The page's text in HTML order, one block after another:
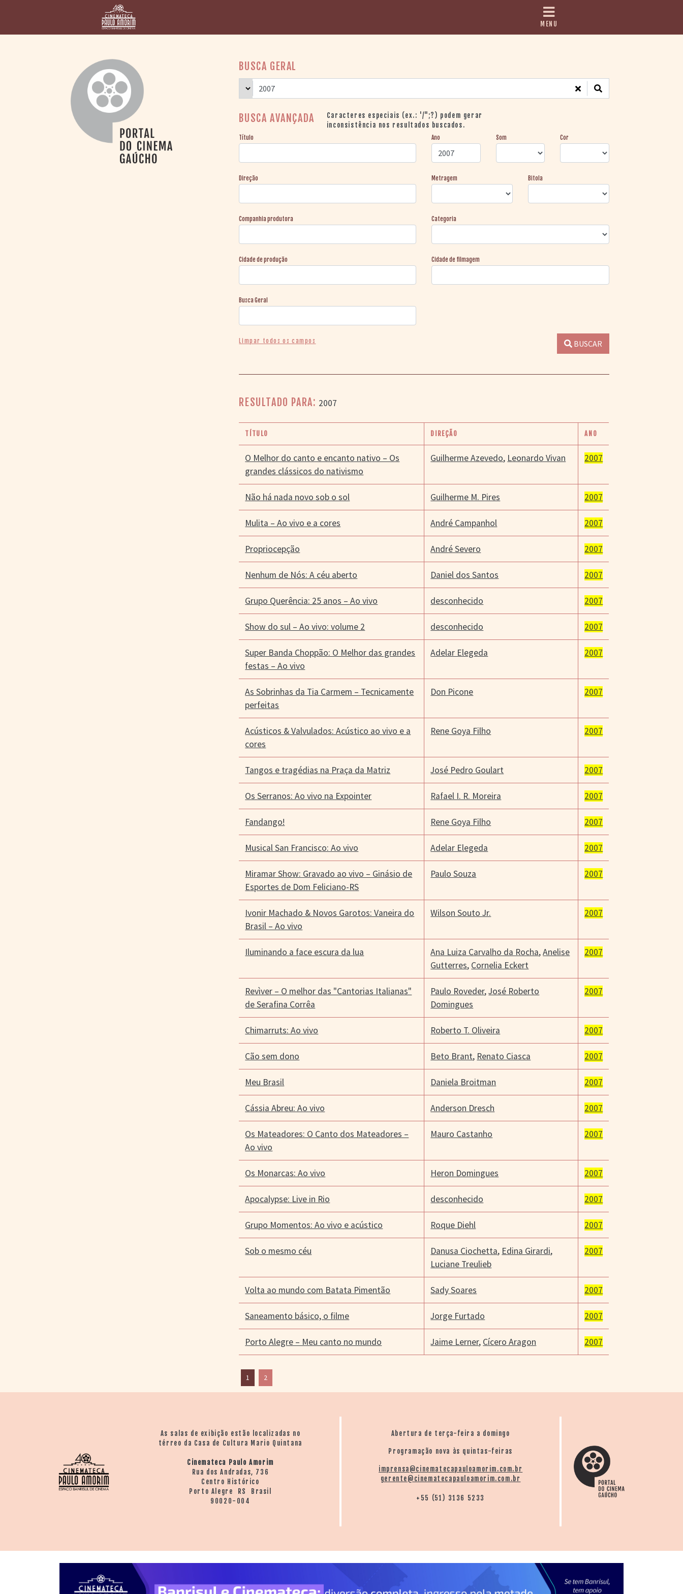
PAULO AMORIM
> HISTÓRIA
> HOMENAGEADOS
> ASSOCIAÇÃO DOS
MENU
BUSCA GERAL
BUSCA AVANÇADA
Caracteres especiais (ex.: '/";?) podem gerar
inconsistência nos resultados buscados.
Título Ano Som Cor
Direção Metragem Bitola
Companhia produtora Categoria
Cidade de produção Cidade de filmagem
Busca Geral
Limpar todos os campos BUSCAR
RESULTADO PARA: 2007
TÍTULO DIREÇÃO ANO
O Melhor do canto e encanto nativo – Os
grandes clássicos do nativismo
Guilherme Azevedo, Leonardo Vivan 2007
Não há nada novo sob o sol Guilherme M. Pires 2007
Mulita – Ao vivo e a cores André Campanhol 2007
Propriocepção André Severo 2007
Nenhum de Nós: A céu aberto Daniel dos Santos 2007
Grupo Querência: 25 anos – Ao vivo desconhecido 2007
Show do sul – Ao vivo: volume 2 desconhecido 2007
Super Banda Choppão: O Melhor das grandes
festas – Ao vivo
Adelar Elegeda 2007
As Sobrinhas da Tia Carmem – Tecnicamente
perfeitas
Don Picone 2007
Acústicos & Valvulados: Acústico ao vivo e a
cores
Rene Goya Filho 2007
Tangos e tragédias na Praça da Matriz José Pedro Goulart 2007
Os Serranos: Ao vivo na Expointer Rafael I. R. Moreira 2007
Fandango! Rene Goya Filho 2007
Musical San Francisco: Ao vivo Adelar Elegeda 2007
Miramar Show: Gravado ao vivo – Ginásio de
Esportes de Dom Feliciano-RS
Paulo Souza 2007
Ivonir Machado & Novos Garotos: Vaneira do
Brasil – Ao vivo
Wilson Souto Jr. 2007
Iluminando a face escura da lua Ana Luiza Carvalho da Rocha,Anelise
Gutterres, Cornelia Eckert
2007
Revìver – O melhor das "Cantorias Italianas"
de Serafina Corrêa
Paulo Roveder,José Roberto
Domingues
2007
Chimarruts: Ao vivo Roberto T. Oliveira 2007
Cão sem dono Beto Brant, Renato Ciasca 2007
Meu Brasil Daniela Broitman 2007
Cássia Abreu: Ao vivo Anderson Dresch 2007
Os Mateadores: O Canto dos Mateadores –
Ao vivo
Mauro Castanho 2007
Os Monarcas: Ao vivo Heron Domingues 2007
Apocalypse: Live in Rio desconhecido 2007
Grupo Momentos: Ao vivo e acústico Roque Diehl 2007
Sob o mesmo céu Danusa Ciochetta, Edina Girardi,
Luciane Treulieb
2007
Volta ao mundo com Batata Pimentão Sady Soares 2007
Saneamento básico, o filme Jorge Furtado 2007
Porto Alegre – Meu canto no mundo Jaime Lerner, Cícero Aragon 2007
1 2
As salas de exibição estão localizadas no
térreo da Casa de Cultura Mario Quintana
Cinemateca Paulo Amorim
Rua dos Andradas, 736
Centro Histórico
Porto Alegre RS Brasil
90020-004
Abertura de terça-feira a domingo
Programação nova às quintas-feiras
imprensa@cinematecapauloamorim.com.br
gerente@cinematecapauloamorim.com.br
+55 (51) 3136 5233